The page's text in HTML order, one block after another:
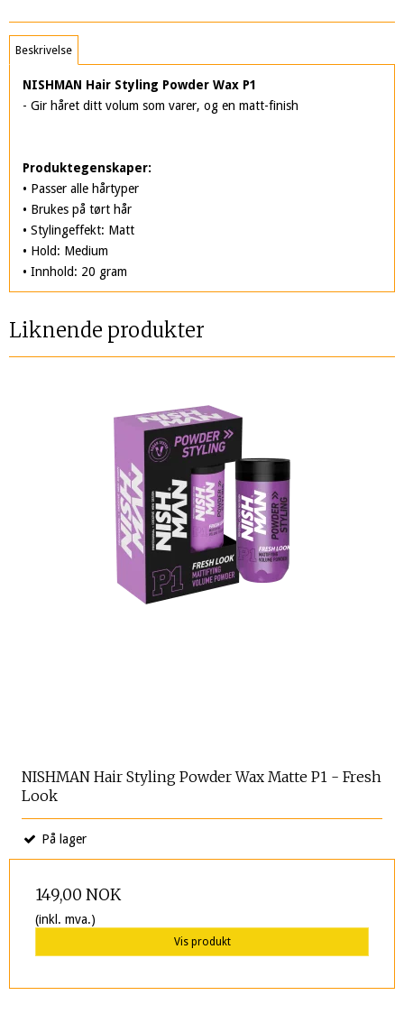
Beskrivelse
NISHMAN Hair Styling Powder Wax P1
- Gir håret ditt volum som varer, og en matt-finish
Produktegenskaper:
• Passer alle hårtyper
• Brukes på tørt hår
• Stylingeffekt: Matt
• Hold: Medium
• Innhold: 20 gram
Liknende produkter
NISHMAN Hair Styling Powder Wax Matte P1 - Fresh
Look
På lager
149,00 NOK
(inkl. mva.)
Vis produkt